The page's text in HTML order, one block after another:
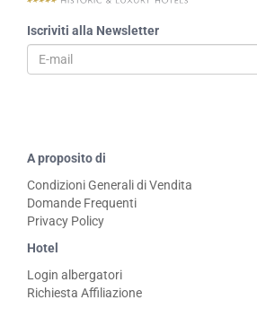
Iscriviti alla Newsletter
A proposito di
Condizioni Generali di Vendita
Domande Frequenti
Privacy Policy
Hotel
Login albergatori
Richiesta Affiliazione